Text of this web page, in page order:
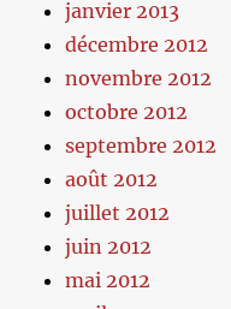
janvier 2013
décembre 2012
novembre 2012
octobre 2012
septembre 2012
août 2012
juillet 2012
juin 2012
mai 2012